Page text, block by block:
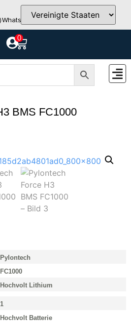
WhatsApp info@teutschtech.com
0
BMS FC1000
Pylontech
FC1000
Hochvolt Lithium
1
Hochvolt Batterie